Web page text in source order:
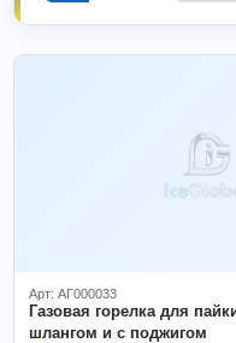
Арт: АГ000033
Газовая горелка для
шлангом и с поджигом